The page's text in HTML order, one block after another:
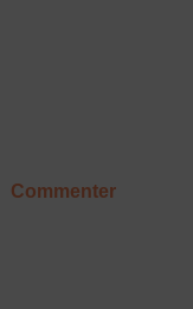
Commenter